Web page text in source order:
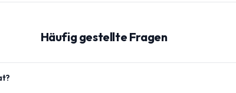
Häufig gestellte Fragen